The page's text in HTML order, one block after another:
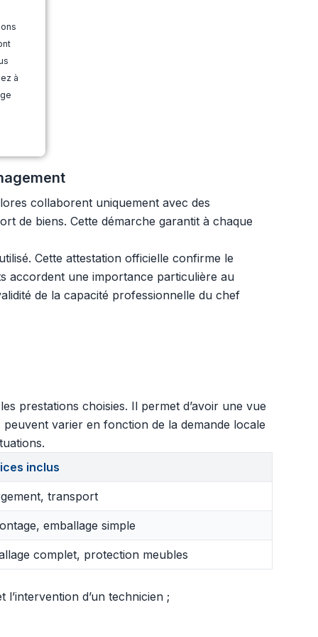
à
collaborent uniquement avec des
de biens. Cette démarche garantit à chaque
Cette attestation officielle confirme le
accordent une importance particulière au
de la capacité professionnelle du chef
prestations choisies. Il permet d’avoir une vue
varier en fonction de la demande locale
inclus
transport
emballage simple
complet, protection meubles
d’un technicien ;